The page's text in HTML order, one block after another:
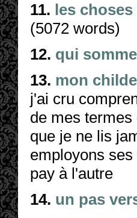
11. les
(5072 words)
12. qui
13. mon childe
j'ai cru
de mes
que je ne lis
employons
pay à l'autre
14. un pas